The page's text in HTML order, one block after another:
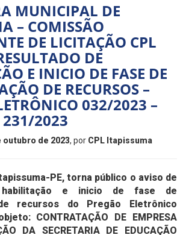
MUNICIPAL DE
– COMISSÃO
DE LICITAÇÃO CPL
DE
E INICIO DE FASE DE
DE RECURSOS –
032/2023 –
231/2023
outubro de 2023, por CPL Itapissuma
PE, torna público o aviso de
e inicio de fase de
recursos do Pregão Eletrônico
CONTRATAÇÃO DE EMPRESA
DA SECRETARIA DE EDUCAÇÃO